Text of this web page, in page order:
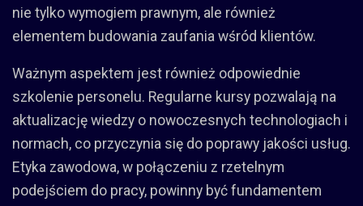
nie tylko wymogiem prawnym, ale również
elementem budowania zaufania wśród klientów.
Ważnym aspektem jest również odpowiednie
szkolenie personelu. Regularne kursy pozwalają na
aktualizację wiedzy o nowoczesnych technologiach i
normach, co przyczynia się do poprawy jakości usług.
Etyka zawodowa, w połączeniu z rzetelnym
podejściem do pracy, powinny być fundamentem